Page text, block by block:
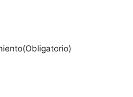
(Obligatorio)